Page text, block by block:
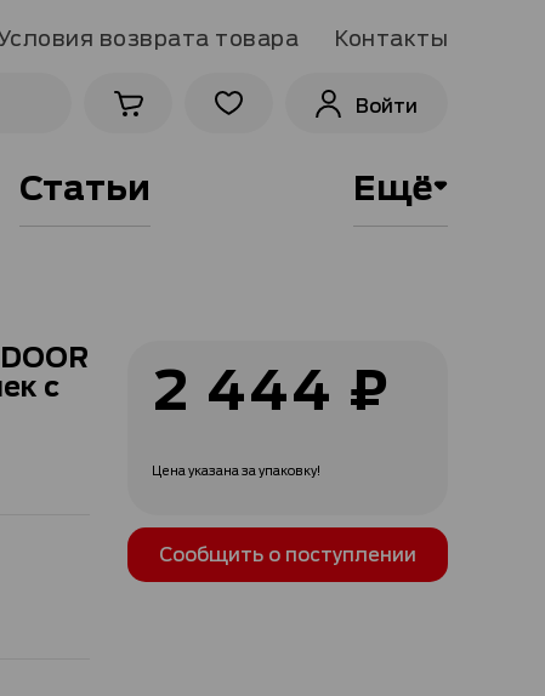
возврата товара Контакты
Войти
Статьи Ещё
с 2 444 ₽
Цена указана за упаковку!
Сообщить о поступлении